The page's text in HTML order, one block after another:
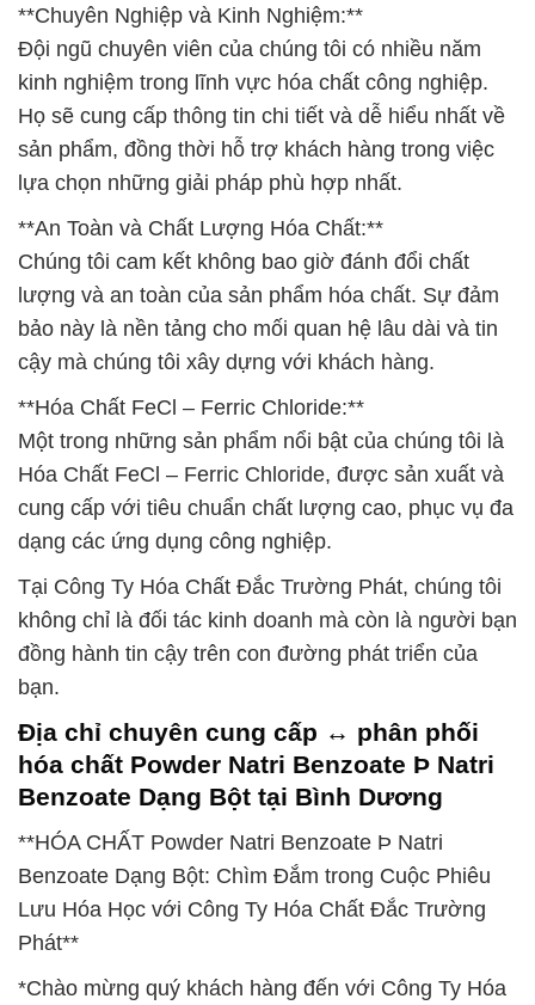
**Chuyên Nghiệp và Kinh Nghiệm:**
Đội ngũ chuyên viên của chúng tôi có nhiều năm
kinh nghiệm trong lĩnh vực hóa chất công nghiệp.
Họ sẽ cung cấp thông tin chi tiết và dễ hiểu nhất về
sản phẩm, đồng thời hỗ trợ khách hàng trong việc
lựa chọn những giải pháp phù hợp nhất.
**An Toàn và Chất Lượng Hóa Chất:**
Chúng tôi cam kết không bao giờ đánh đổi chất
lượng và an toàn của sản phẩm hóa chất. Sự đảm
bảo này là nền tảng cho mối quan hệ lâu dài và tin
cậy mà chúng tôi xây dựng với khách hàng.
**Hóa Chất FeCl – Ferric Chloride:**
Một trong những sản phẩm nổi bật của chúng tôi là
Hóa Chất FeCl – Ferric Chloride, được sản xuất và
cung cấp với tiêu chuẩn chất lượng cao, phục vụ đa
dạng các ứng dụng công nghiệp.
Tại Công Ty Hóa Chất Đắc Trường Phát, chúng tôi
không chỉ là đối tác kinh doanh mà còn là người bạn
đồng hành tin cậy trên con đường phát triển của
bạn.
Địa chỉ chuyên cung cấp ↔ phân phối
hóa chất Powder Natri Benzoate Þ Natri
Benzoate Dạng Bột tại Bình Dương
**HÓA CHẤT Powder Natri Benzoate Þ Natri
Benzoate Dạng Bột: Chìm Đắm trong Cuộc Phiêu
Lưu Hóa Học với Công Ty Hóa Chất Đắc Trường
Phát**
*Chào mừng quý khách hàng đến với Công Ty Hóa